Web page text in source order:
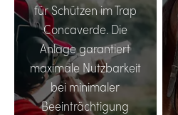
für Schützen im Trap
Concaverde. Die
Anlage garantiert
maximale Nutzbarkeit
bei minimaler
Beeinträchtigung